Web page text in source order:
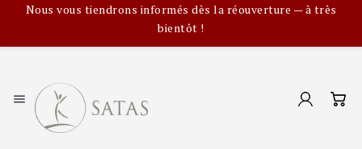
Nous vous tiendrons informés dès la réouverture — à très
bientôt !
